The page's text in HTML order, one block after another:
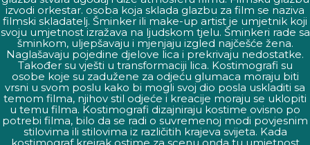
izvodi orkestar. osoba koja sklada glazbu za film se naziva
filmski skladatelj. Šminker ili make-up artist je umjetnik koji
svoju umjetnost izražava na ljudskom tjelu. Šminkeri rade sa
šminkom, uljepšavaju i mjenjaju izgled najčešće žena.
Naglašavaju pojedine djelove lica i prekrivaju nedostatke.
Također su vješti u transformaciji lica. Kostimografi su
osobe koje su zadužene za odjeću glumaca moraju biti
vrsni u svom poslu kako bi mogli svoj dio posla uskladiti sa
temom filma, njihov stil odjeće i kreacije moraju se uklopiti
u temu filma. Kostimografi dizajniraju kostime ovisno po
potrebi filma, bilo da se radi o suvremenoj modi povjesnim
stilovima ili stilovima iz različitih krajeva svijeta. Kada